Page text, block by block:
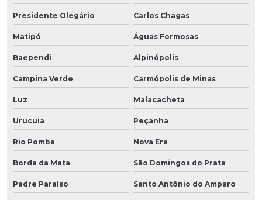
Presidente Olegário Carlos Chagas
Matipó Águas Formosas
Baependi Alpinópolis
Campina Verde Carmópolis de Minas
Luz Malacacheta
Urucuia Peçanha
Rio Pomba Nova Era
Borda da Mata São Domingos do Prata
Padre Paraíso Santo Antônio do Amparo